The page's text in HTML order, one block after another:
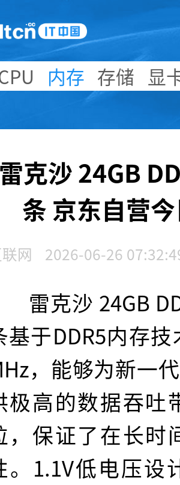
内存 存储 显
雷克沙 24GB
条 京东自营
网 2026-06-26
雷克沙 24GB
基于DDR5内存
，能够为新一
极高的数据吞吐
，保证了在长时
。1.1V低电压设